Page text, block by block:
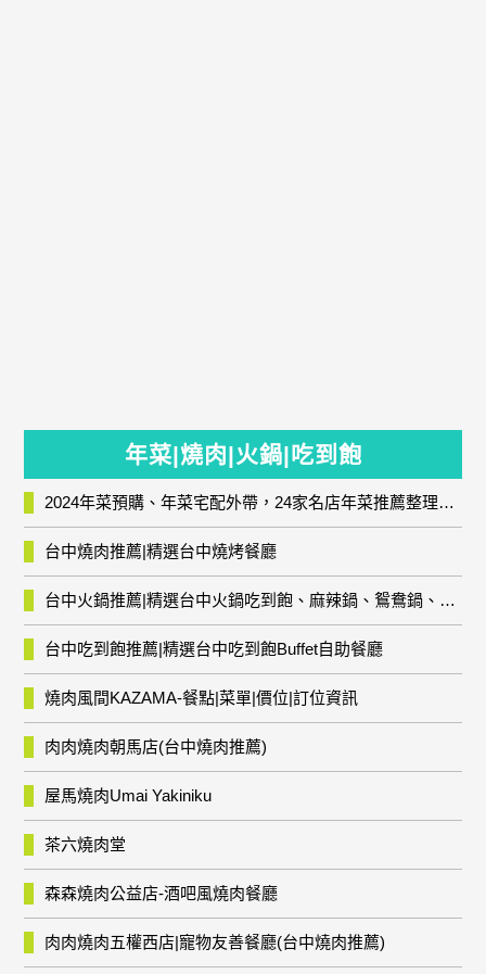
年菜|燒肉|火鍋|吃到飽
2024年菜預購、年菜宅配外帶，24家名店年菜推薦整理，圍爐輕鬆上菜團圓趣
台中燒肉推薦|精選台中燒烤餐廳
台中火鍋推薦|精選台中火鍋吃到飽、麻辣鍋、鴛鴦鍋、石頭火鍋、酸菜白肉鍋、海鮮鍋、燒酒雞、麻油雞、壽喜燒等熱門人氣火鍋店!
台中吃到飽推薦|精選台中吃到飽Buffet自助餐廳
燒肉風間KAZAMA-餐點|菜單|價位|訂位資訊
肉肉燒肉朝馬店(台中燒肉推薦)
屋馬燒肉Umai Yakiniku
茶六燒肉堂
森森燒肉公益店-酒吧風燒肉餐廳
肉肉燒肉五權西店|寵物友善餐廳(台中燒肉推薦)